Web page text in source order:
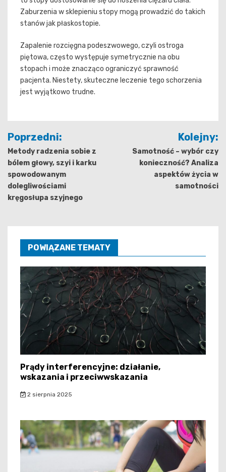
Zaburzenia w sklepieniu stopy mogą prowadzić do takich
stanów jak płaskostopie.
Zapalenie rozcięgna podeszwowego, czyli ostroga
piętowa, często występuje symetrycznie na obu
stopach i może znacząco ograniczyć sprawność
pacjenta. Niestety, skuteczne leczenie tego schorzenia
jest wyjątkowo trudne.
Nawigacja
wpisu
Poprzedni:
Metody radzenia sobie z
bólem głowy, szyi i karku
spowodowanym
dolegliwościami
kręgosłupa szyjnego
Kolejny:
Samotność – wybór czy
konieczność? Analiza
aspektów życia w
samotności
POWIĄZANE TEMATY
Prądy interferencyjne: działanie,
wskazania i przeciwwskazania
2 sierpnia 2025